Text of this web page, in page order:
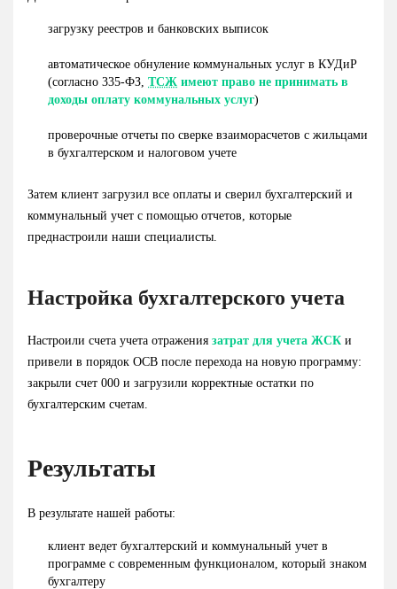
загрузку реестров и банковских выписок
автоматическое обнуление коммунальных услуг в КУДиР
(согласно 335-ФЗ, ТСЖ имеют право не принимать в
доходы оплату коммунальных услуг)
проверочные отчеты по сверке взаиморасчетов с жильцами
в бухгалтерском и налоговом учете
Затем клиент загрузил все оплаты и сверил бухгалтерский и
коммунальный учет с помощью отчетов, которые
преднастроили наши специалисты.
Настройка бухгалтерского учета
Настроили счета учета отражения затрат для учета ЖСК и
привели в порядок ОСВ после перехода на новую программу:
закрыли счет 000 и загрузили корректные остатки по
бухгалтерским счетам.
Результаты
В результате нашей работы:
клиент ведет бухгалтерский и коммунальный учет в
программе с современным функционалом, который знаком
бухгалтеру